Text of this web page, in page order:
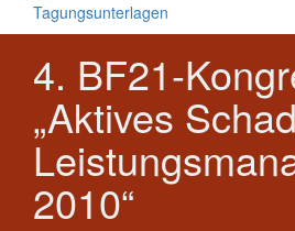
Tagungsunterlagen
4. BF21-
„Aktives
2010“